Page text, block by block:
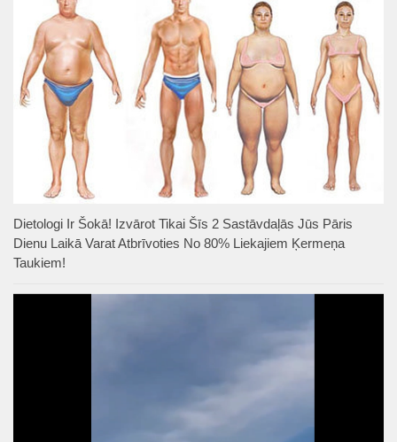
Dietologi Ir Šokā! Izvārot Tikai Šīs 2 Sastāvdaļās Jūs Pāris
Dienu Laikā Varat Atbrīvoties No 80% Liekajiem Ķermeņa
Taukiem!